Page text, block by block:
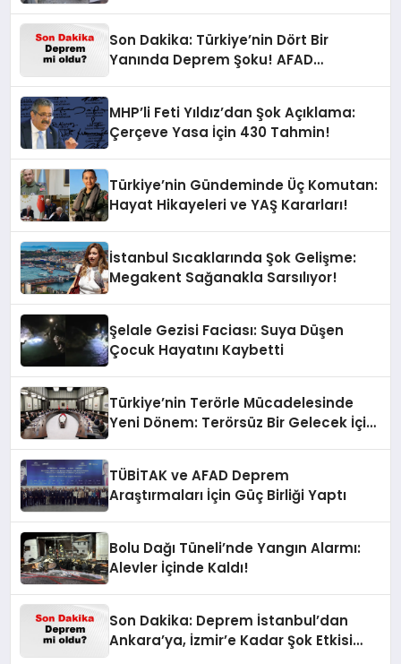
Son Dakika: Türkiye’nin Dört Bir
Yanında Deprem Şoku! AFAD
MHP’li Feti Yıldız’dan Şok Açıklama:
Çerçeve Yasa İçin 430 Tahmin!
Türkiye’nin Gündeminde Üç Komutan:
Hayat Hikayeleri ve YAŞ Kararları!
İstanbul Sıcaklarında Şok Gelişme:
Megakent Sağanakla Sarsılıyor!
Şelale Gezisi Faciası: Suya Düşen
Çocuk Hayatını Kaybetti
Türkiye’nin Terörle Mücadelesinde
Yeni Dönem: Terörsüz Bir Gelecek İçin
TÜBİTAK ve AFAD Deprem
Araştırmaları İçin Güç Birliği Yaptı
Bolu Dağı Tüneli’nde Yangın Alarmı:
Alevler İçinde Kaldı!
Son Dakika: Deprem İstanbul’dan
Ankara’ya, İzmir’e Kadar Şok Etkisi